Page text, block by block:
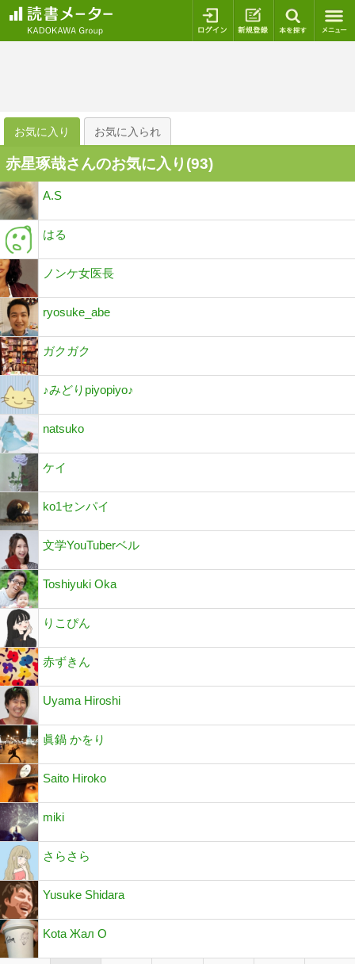
ログイン 新規登録
お気に入り お気に入られ
赤星琢哉さんのお気に入り(93)
A.S
はる
ノンケ女医長
ryosuke_abe
ガクガク
♪みどりpiyopiyo♪
natsuko
ケイ
ko1センパイ
文学YouTuberベル
Toshiyuki Oka
りこぴん
赤ずきん
Uyama Hiroshi
眞鍋 かをり
Saito Hiroko
miki
さらさら
Yusuke Shidara
Kota Жал O